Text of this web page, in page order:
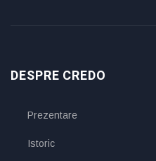
DESPRE CREDO
Prezentare
Istoric